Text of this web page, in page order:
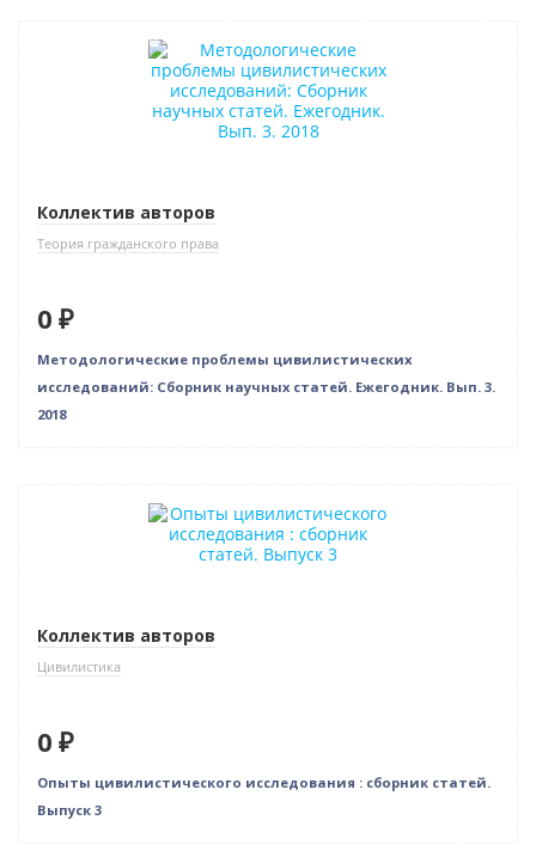
Нет в наличии
Коллектив авторов
Теория гражданского права
0 ₽
Методологические проблемы цивилистических
исследований: Сборник научных статей. Ежегодник. Вып. 3.
2018
Коллектив авторов
Цивилистика
0 ₽
Опыты цивилистического исследования : сборник статей.
Выпуск 3